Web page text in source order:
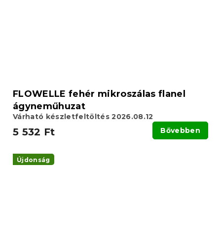
FLOWELLE fehér mikroszálas flanel
ágyneműhuzat
Várható készletfeltöltés 2026.08.12
5 532 Ft Bővebben
Újdonság